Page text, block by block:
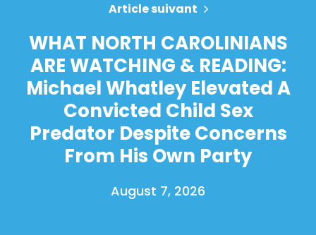
Article suivant
WHAT NORTH CAROLINIANS
ARE WATCHING & READING:
Michael Whatley Elevated A
Convicted Child Sex
Predator Despite Concerns
From His Own Party
August 7, 2026